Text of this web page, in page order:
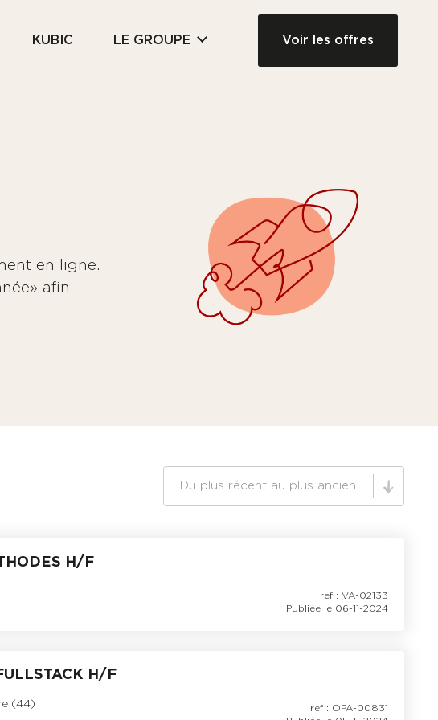
KUBIC LE GROUPE Voir les offres
en ligne.
afin
Trier offres
H/F
ref : VA-02133
Publiée le 06-11-2024
H/F
(44)
ref : OPA-00831